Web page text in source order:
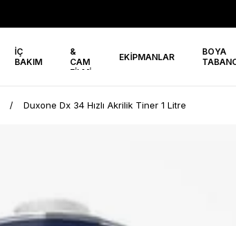
İÇ
BAKIM
&
CAM
FİLMİ
EKİPMANLAR
BOYA
Duxone Dx 34 Hızlı Akrilik Tiner 1 Litre